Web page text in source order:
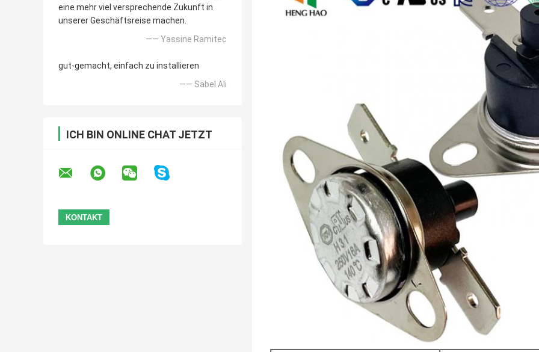
eine mehr viel versprechende Zukunft in
unserer Geschäftsreise machen.
—— Yassine Ramitec
gut-gemacht, einfach zu installieren
—— Säbel Ali
ICH BIN ONLINE CHAT JETZT